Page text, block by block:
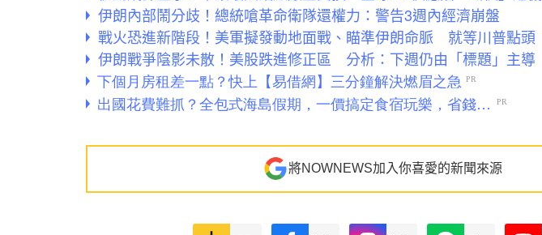
伊朗內部鬧分歧！總統嗆革命衛隊還權力：警告3週內經濟崩盤
戰火恐進新階段！美軍擬發動地面戰、瞄準伊朗命脈 就等川普點頭
伊朗戰爭陰影未散！美股跌進修正區 分析：下週仍由「標題」主導
將NOWNEWS加入你喜愛的新聞來源